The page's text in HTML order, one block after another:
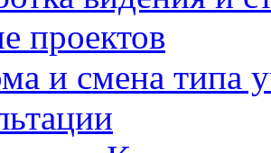
проектов
и смена типа